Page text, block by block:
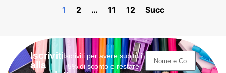
1 2 … 11 12 Succ
Iscriviti
alla
Iscriviti per avere subito il
5% di sconto e restare